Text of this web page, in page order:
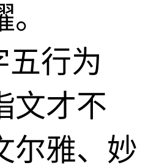
五行为
文才不
尔雅、妙